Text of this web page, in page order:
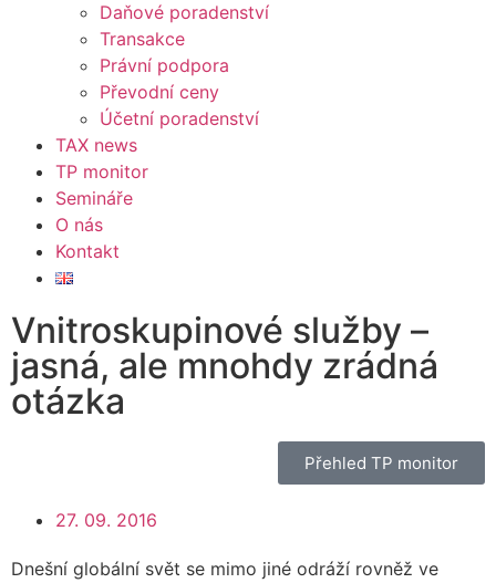
Daňové poradenství
Transakce
Právní podpora
Převodní ceny
Účetní poradenství
TAX news
TP monitor
Semináře
O nás
Kontakt
Vnitroskupinové služby –
jasná, ale mnohdy zrádná
otázka
Přehled TP monitor
27. 09. 2016
Dnešní globální svět se mimo jiné odráží rovněž ve